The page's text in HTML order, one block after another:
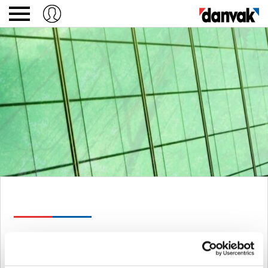
Mød os på Energiforum